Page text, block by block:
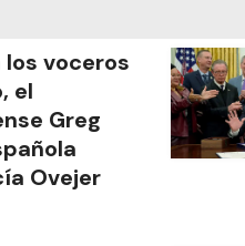
los voceros
el
Greg
Ovejer